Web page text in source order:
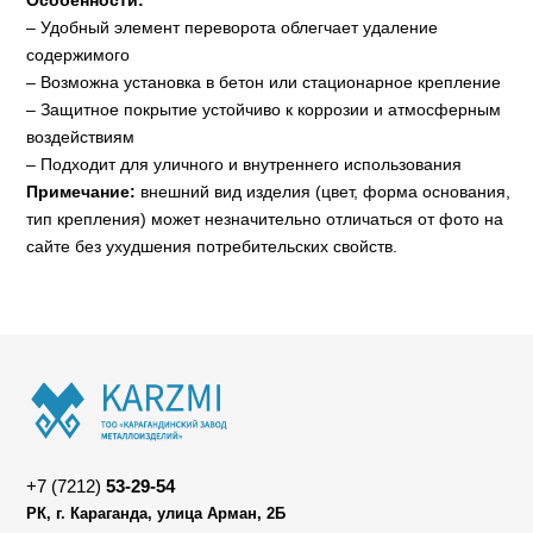
– Удобный элемент переворота облегчает удаление
содержимого
– Возможна установка в бетон или стационарное крепление
– Защитное покрытие устойчиво к коррозии и атмосферным
воздействиям
– Подходит для уличного и внутреннего использования
Примечание: внешний вид изделия (цвет, форма основания,
тип крепления) может незначительно отличаться от фото на
сайте без ухудшения потребительских свойств.
+7 (7212)53-29-54
РК, г. Караганда, улица Арман, 2Б